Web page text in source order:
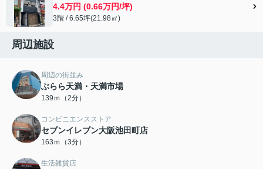
4.4万円 (0.66万円/坪)
3階 / 6.65坪(21.98㎡)
周辺施設
周辺の街並み
ぶらら天満・天満市場
139ｍ（2分）
コンビニエンスストア
セブンイレブン大阪池田町店
163ｍ（3分）
生活雑貨店